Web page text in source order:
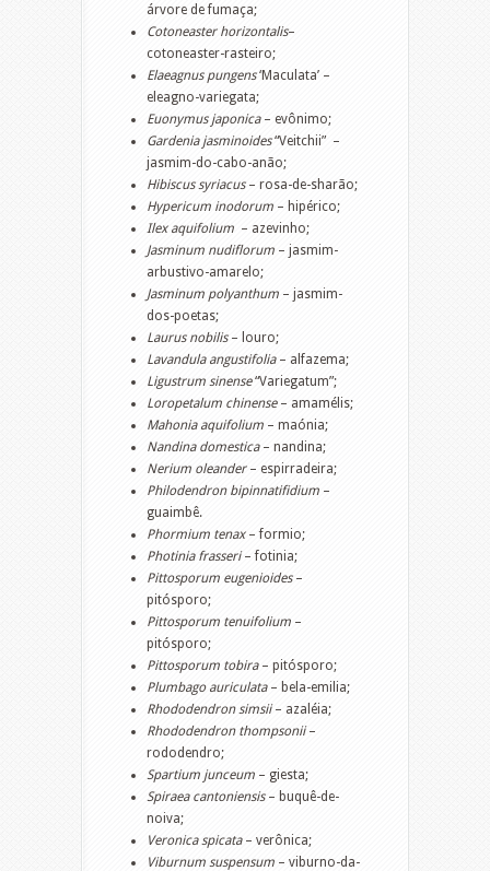
árvore de fumaça;
Cotoneaster horizontalis–
cotoneaster-rasteiro;
Elaeagnus pungens‘Maculata’ –
eleagno-variegata;
Euonymus japonica– evônimo;
Gardenia jasminoides“Veitchii” –
jasmim-do-cabo-anão;
Hibiscus syriacus– rosa-de-sharão;
Hypericum inodorum – hipérico;
Ilex aquifolium – azevinho;
Jasminum nudiflorum – jasmim-
arbustivo-amarelo;
Jasminum polyanthum – jasmim-
dos-poetas;
Laurus nobilis– louro;
Lavandula angustifolia– alfazema;
Ligustrum sinense“Variegatum”;
Loropetalum chinense– amamélis;
Mahonia aquifolium – maónia;
Nandina domestica– nandina;
Nerium oleander– espirradeira;
Philodendron bipinnatifidium –
guaimbê.
Phormium tenax– formio;
Photinia frasseri– fotinia;
Pittosporum eugenioides–
pitósporo;
Pittosporum tenuifolium –
pitósporo;
Pittosporum tobira– pitósporo;
Plumbago auriculata– bela-emilia;
Rhododendron simsii– azaléia;
Rhododendron thompsonii–
rododendro;
Spartium junceum – giesta;
Spiraea cantoniensis– buquê-de-
noiva;
Veronica spicata– verônica;
Viburnum suspensum – viburno-da-